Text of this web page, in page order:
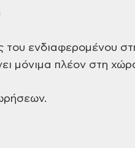
του ενδιαφερομένου
μόνιμα πλέον στη